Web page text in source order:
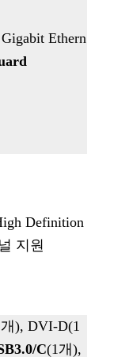
Ethern
Definition
지원
), DVI-D(1
C(1개),